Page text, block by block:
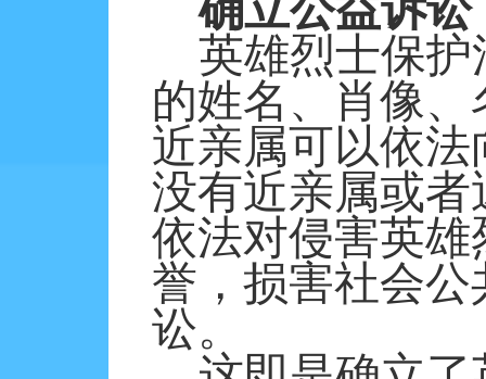
英雄烈士保护
的姓名、肖像
近亲属可以依
没有近亲属或
依法对侵害英
誉，损害社会
讼。